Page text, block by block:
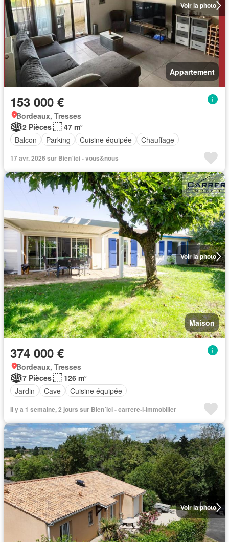
Voir la photo
Appartement
153 000 €
Bordeaux, Tresses
2 Pièces
47 m²
Balcon
Parking Cuisine équipée Chauffage
17 avr. 2026 sur Bien´ici - vous&nous
Voir la photo
Maison
374 000 €
Bordeaux, Tresses
7 Pièces
126 m²
Jardin
Cave Cuisine équipée
Il y a 1 semaine, 2 jours sur Bien´ici - carrere-l-immobilier
Voir la photo